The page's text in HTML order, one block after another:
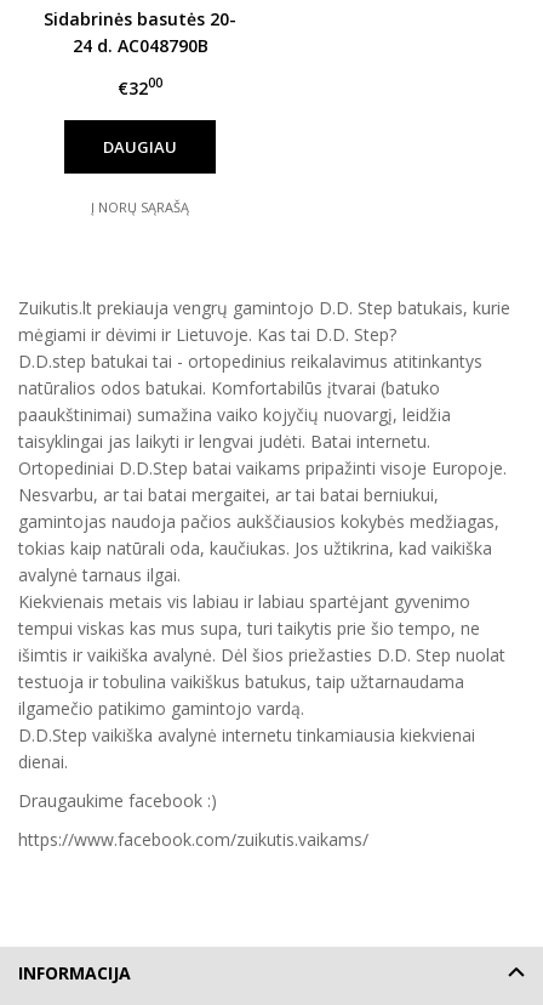
Sidabrinės basutės 20-
24 d. AC048790B
€3200
DAUGIAU
Į NORŲ SĄRAŠĄ
Zuikutis.lt prekiauja vengrų gamintojo D.D. Step batukais, kurie
mėgiami ir dėvimi ir Lietuvoje. Kas tai D.D. Step?
D.D.step batukai tai - ortopedinius reikalavimus atitinkantys
natūralios odos batukai. Komfortabilūs įtvarai (batuko
paaukštinimai) sumažina vaiko kojyčių nuovargį, leidžia
taisyklingai jas laikyti ir lengvai judėti. Batai internetu.
Ortopediniai D.D.Step batai vaikams pripažinti visoje Europoje.
Nesvarbu, ar tai batai mergaitei, ar tai batai berniukui,
gamintojas naudoja pačios aukščiausios kokybės medžiagas,
tokias kaip natūrali oda, kaučiukas. Jos užtikrina, kad vaikiška
avalynė tarnaus ilgai.
Kiekvienais metais vis labiau ir labiau spartėjant gyvenimo
tempui viskas kas mus supa, turi taikytis prie šio tempo, ne
išimtis ir vaikiška avalynė. Dėl šios priežasties D.D. Step nuolat
testuoja ir tobulina vaikiškus batukus, taip užtarnaudama
ilgamečio patikimo gamintojo vardą.
D.D.Step vaikiška avalynė internetu tinkamiausia kiekvienai
dienai.
Draugaukime facebook :)
https://www.facebook.com/zuikutis.vaikams/
INFORMACIJA